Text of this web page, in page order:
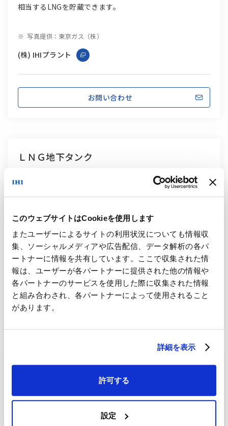
このウェブサイトはCookieを使用します
またユーザーによるサイトの利用状況についても情報収
集、ソーシャルメディアや広告配信、データ解析の各パ
ートナーに情報を共有しています。ここで収集された情
報は、ユーザーが各パートナーに提供された他の情報や
各パートナーのサービスを使用した際に収集された情報
と組み合わされ、各パートナーによって使用されること
があります。
詳細を表示
許可する
設定
相当するLNGを貯蔵できます。
写真提供：東京ガス（株）
(株) IHIプラント
お問い合わせ
ＬＮＧ地下タンク
タ ンク部分を地下に埋設したタイプのLNGタンク。日本で
最初のLNG地下タンクもIHI製です。
(株) IHIプラント
LNG地上タンク（PC）